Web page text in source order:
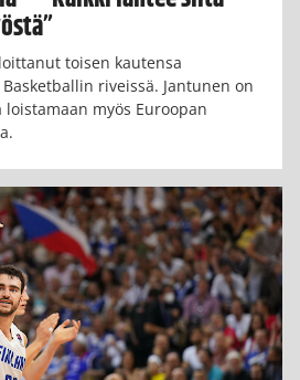
toisen kautensa
riveissä. Jantunen on
myös Euroopan